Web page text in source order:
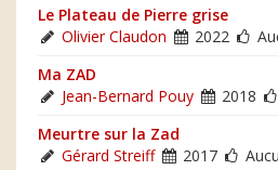
Le Plateau de Pierre grise
Olivier Claudon
2022
Ma ZAD
Jean-Bernard Pouy
2018
Meurtre sur la Zad
Gérard Streiff
2017